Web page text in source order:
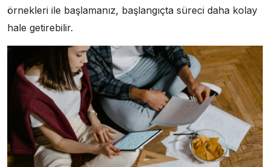
örnekleri ile başlamanız, başlangıçta süreci daha kolay
hale getirebilir.